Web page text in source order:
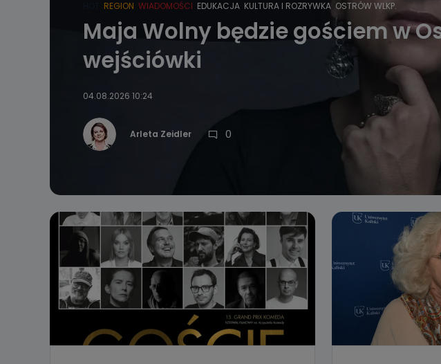
REGION WIADOMOŚCI EDUKACJA KULTURA I ROZRYWKA OSTRÓW WLKP.
Maja Wolny będzie gościem w
wejściówki
04.08.2026 10:24
Arleta Zeidler 0